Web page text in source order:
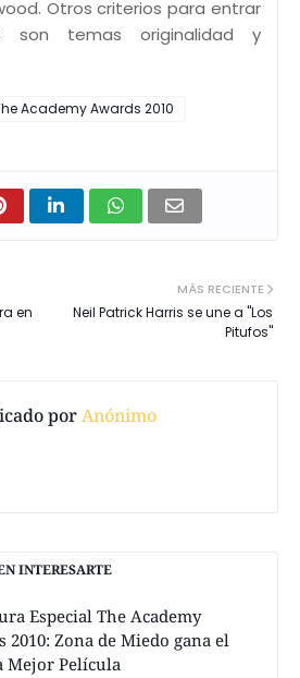
Otros criterios para entrar
son temas originalidad y
Academy Awards 2010
MÁS RECIENTE
Neil Patrick Harris se une a "Los
Pitufos"
en
porAnónimo
INTERESARTE
Especial The Academy
2010: Zona de Miedo gana el
Mejor Película